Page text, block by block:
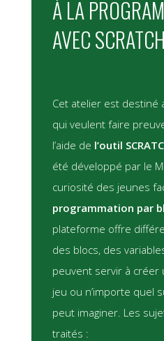
À LA
AVEC SCRATCH
Cet atelier est destiné
qui veulent faire
l’aide de l’outil
été développé par le
curiosité des jeunes
programmation par
plateforme offre
des blocs, des
peuvent servir à créer
jeu ou n’importe quel
peut imaginer. Les
traités :